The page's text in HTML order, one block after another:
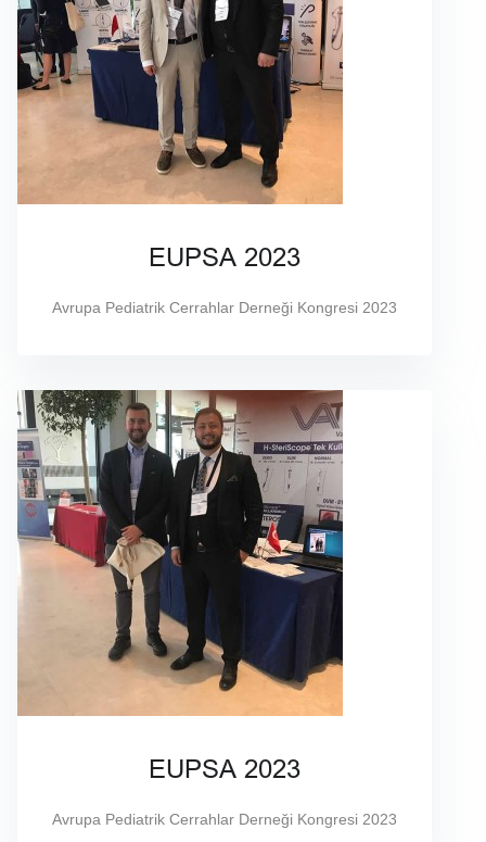
EUPSA 2023
Avrupa Pediatrik Cerrahlar Derneği Kongresi 2023
EUPSA 2023
Avrupa Pediatrik Cerrahlar Derneği Kongresi 2023